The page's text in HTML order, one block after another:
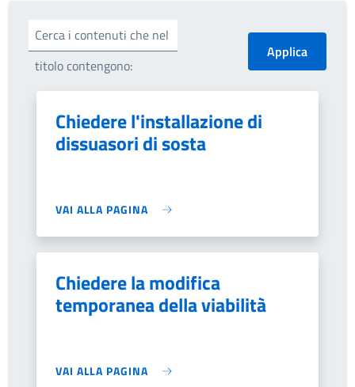
Cerca i contenuti che nel
titolo contengono:
Chiedere l'installazione di
dissuasori di sosta
VAI ALLA PAGINA
Chiedere la modifica
temporanea della viabilità
VAI ALLA PAGINA